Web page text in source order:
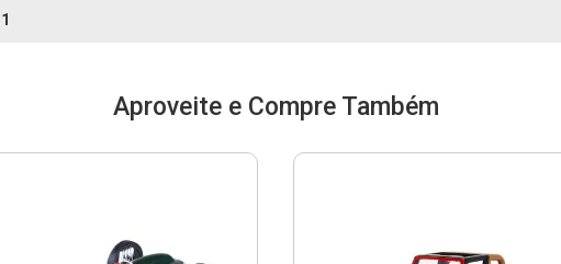
1
Aproveite e Compre Também